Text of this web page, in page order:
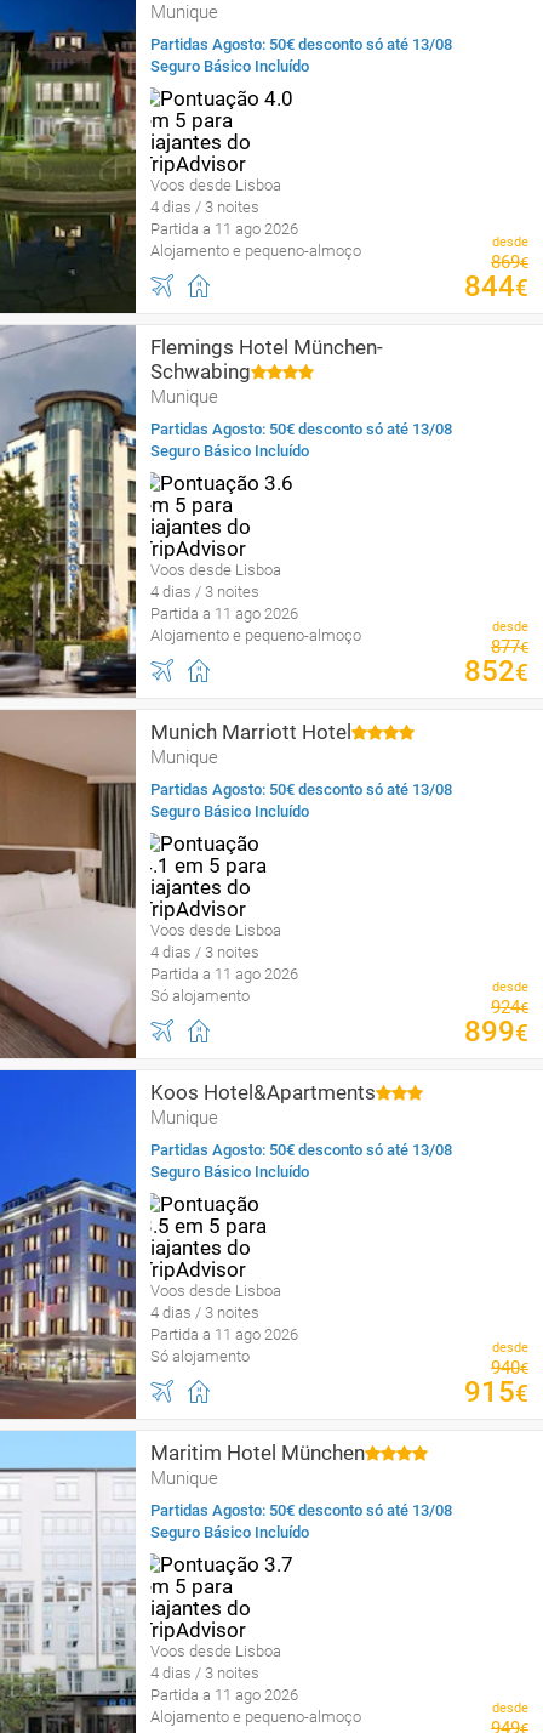
Munique
Partidas Agosto: 50€ desconto só até 13/08
Seguro Básico Incluído
Voos desde Lisboa
4 dias / 3 noites
Partida a 11 ago 2026
Alojamento e pequeno-almoço
desde
869€
844€
Flemings Hotel München-
Schwabing
Munique
Partidas Agosto: 50€ desconto só até 13/08
Seguro Básico Incluído
Voos desde Lisboa
4 dias / 3 noites
Partida a 11 ago 2026
Alojamento e pequeno-almoço
desde
877€
852€
Munich Marriott Hotel
Munique
Partidas Agosto: 50€ desconto só até 13/08
Seguro Básico Incluído
Voos desde Lisboa
4 dias / 3 noites
Partida a 11 ago 2026
Só alojamento
desde
924€
899€
Koos Hotel&Apartments
Munique
Partidas Agosto: 50€ desconto só até 13/08
Seguro Básico Incluído
Voos desde Lisboa
4 dias / 3 noites
Partida a 11 ago 2026
Só alojamento
desde
940€
915€
Maritim Hotel München
Munique
Partidas Agosto: 50€ desconto só até 13/08
Seguro Básico Incluído
Voos desde Lisboa
4 dias / 3 noites
Partida a 11 ago 2026
Alojamento e pequeno-almoço
desde
949€